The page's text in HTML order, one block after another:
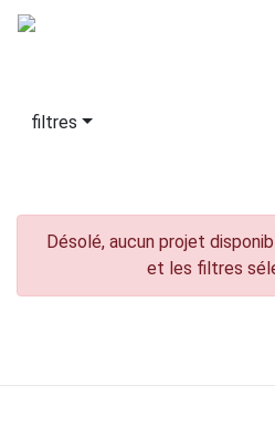
filtres
Désolé, aucun projet
et les filtres